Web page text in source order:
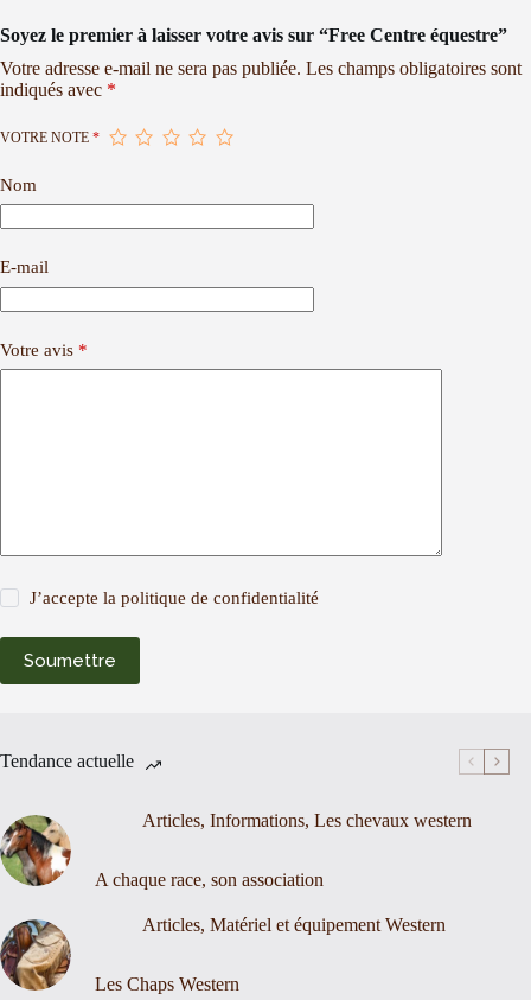
Soyez le premier à laisser votre avis sur “Free Centre équestre”
Votre adresse e-mail ne sera pas publiée. Les champs obligatoires sont
indiqués avec *
VOTRE NOTE *
Nom
E-mail
Votre avis *
J’accepte lapolitique de confidentialité
Soumettre
Tendance actuelle
Articles, Informations, Les chevaux western
A chaque race, son association
Articles, Matériel et équipement Western
Les Chaps Western